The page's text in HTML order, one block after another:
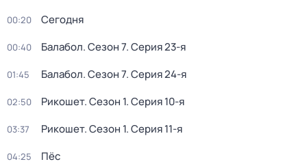
00:20 Сегодня
00:40 Балабол. Сезон 7. Серия 23-я
01:45 Балабол. Сезон 7. Серия 24-я
02:50 Рикошет. Сезон 1. Серия 10-я
03:37 Рикошет. Сезон 1. Серия 11-я
04:25 Пёс